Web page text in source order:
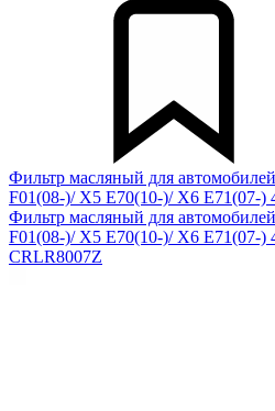
Фильтр масляный для
F01(08-)/ X5 E70(10-)/ X6 E71(07-)
Фильтр масляный для
F01(08-)/ X5 E70(10-)/ X6 E71(07-)
CRLR8007Z